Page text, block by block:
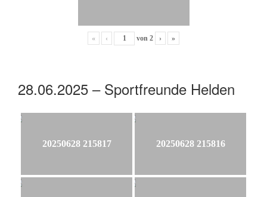
« ‹ von 2 › »
28.06.2025 – Sportfreunde Helden
20250628 215817 20250628 215816